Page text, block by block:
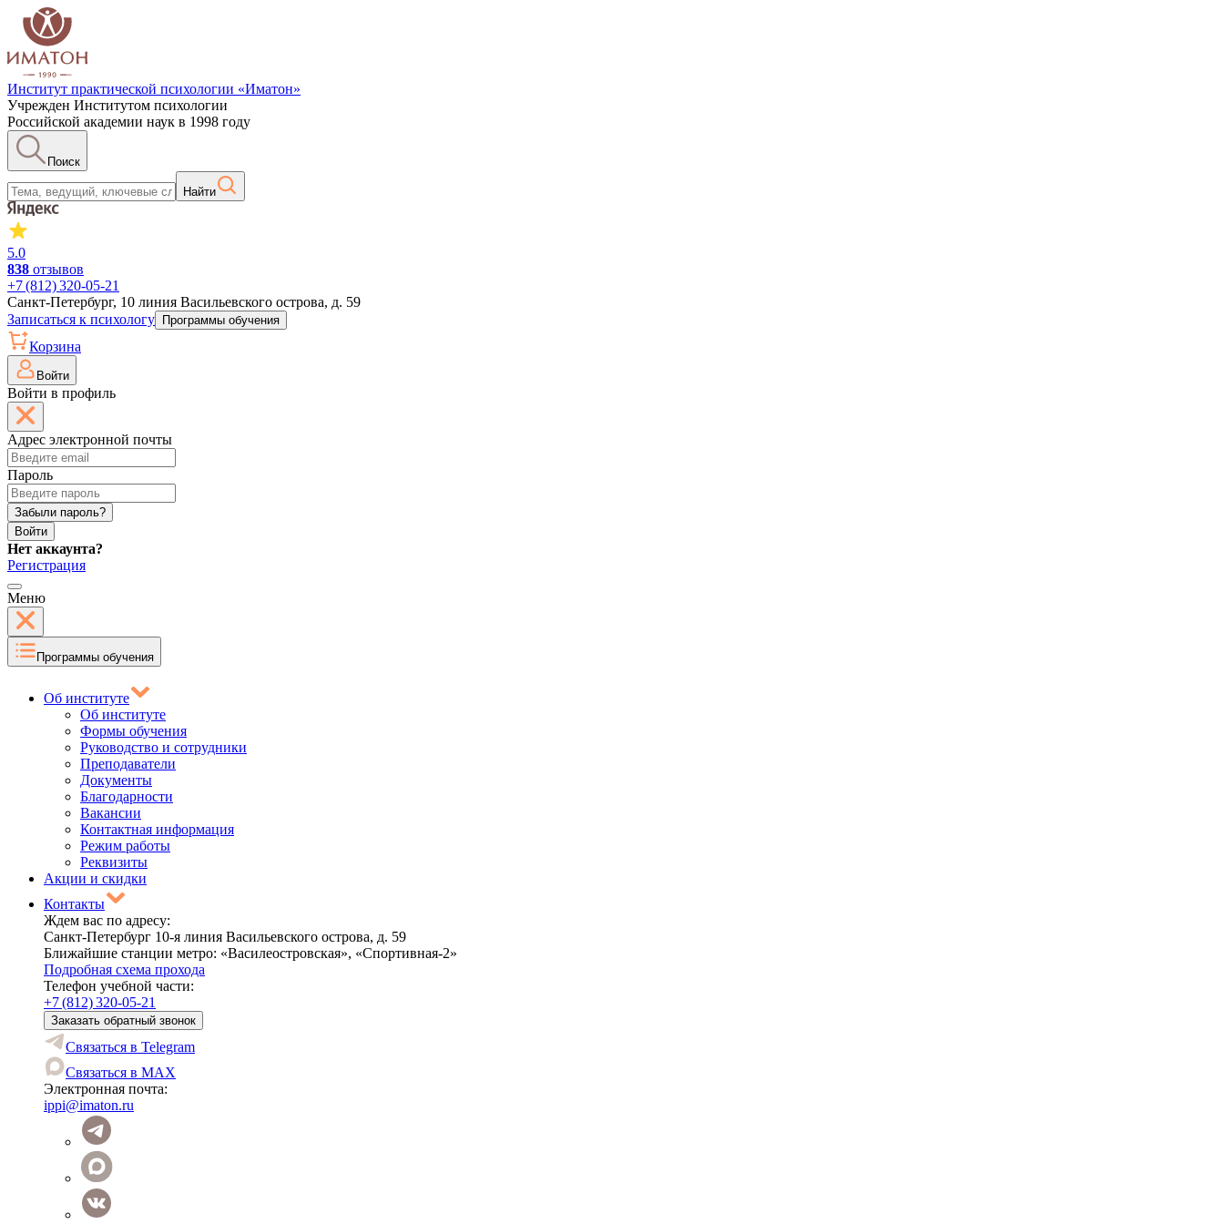
Институт практической психологии «Иматон»
Учрежден Институтом психологии
Российской академии наук в 1998 году
Поиск
Найти
5.0
838 отзывов
+7 (812) 320‑05‑21
Санкт-Петербург, 10 линия Васильевского острова, д. 59
Записаться к психологу
Программы обучения
Корзина
Войти
Войти в профиль
Адрес электронной почты
Пароль
Забыли пароль?
Войти
Нет аккаунта?
Регистрация
Меню
Программы обучения
Об институте
Об институте
Формы обучения
Руководство и сотрудники
Преподаватели
Документы
Благодарности
Вакансии
Контактная информация
Режим работы
Реквизиты
Акции и скидки
Контакты
Ждем вас по адресу:
Санкт-Петербург 10-я линия Васильевского острова, д. 59
Ближайшие станции метро: «Василеостровская», «Спортивная-2»
Подробная схема прохода
Телефон учебной части:
+7 (812) 320‑05‑21
Заказать обратный звонок
Связаться в Telegram
Связаться в MAX
Электронная почта:
ippi@imaton.ru